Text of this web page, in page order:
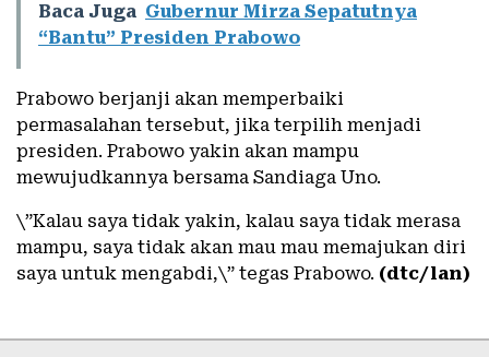
Baca Juga Gubernur Mirza Sepatutnya
“Bantu” Presiden Prabowo
Prabowo berjanji akan memperbaiki
permasalahan tersebut, jika terpilih menjadi
presiden. Prabowo yakin akan mampu
mewujudkannya bersama Sandiaga Uno.
\”Kalau saya tidak yakin, kalau saya tidak merasa
mampu, saya tidak akan mau mau memajukan diri
saya untuk mengabdi,\” tegas Prabowo. (dtc/lan)